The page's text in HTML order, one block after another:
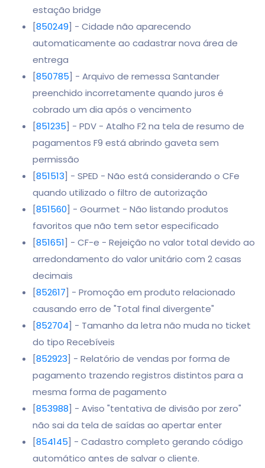
estação bridge
[850249] - Cidade não aparecendo
automaticamente ao cadastrar nova área de
entrega
[850785] - Arquivo de remessa Santander
preenchido incorretamente quando juros é
cobrado um dia após o vencimento
[851235] - PDV - Atalho F2 na tela de resumo de
pagamentos F9 está abrindo gaveta sem
permissão
[851513] - SPED - Não está considerando o CFe
quando utilizado o filtro de autorização
[851560] - Gourmet - Não listando produtos
favoritos que não tem setor especificado
[851651] - CF-e - Rejeição no valor total devido ao
arredondamento do valor unitário com 2 casas
decimais
[852617] - Promoção em produto relacionado
causando erro de "Total final divergente"
[852704] - Tamanho da letra não muda no ticket
do tipo Recebíveis
[852923] - Relatório de vendas por forma de
pagamento trazendo registros distintos para a
mesma forma de pagamento
[853988] - Aviso "tentativa de divisão por zero"
não sai da tela de saídas ao apertar enter
[854145] - Cadastro completo gerando código
automático antes de salvar o cliente.